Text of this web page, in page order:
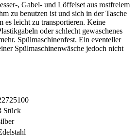
, Gabel- und Löffelset aus rostfreiem
zu benutzen ist und sich in der Tasche
es leicht zu transportieren. Keine
oder schlecht gewaschenes
Spülmaschinenfest. Ein eventeller
Spülmaschinenwäsche jedoch nicht
Stück